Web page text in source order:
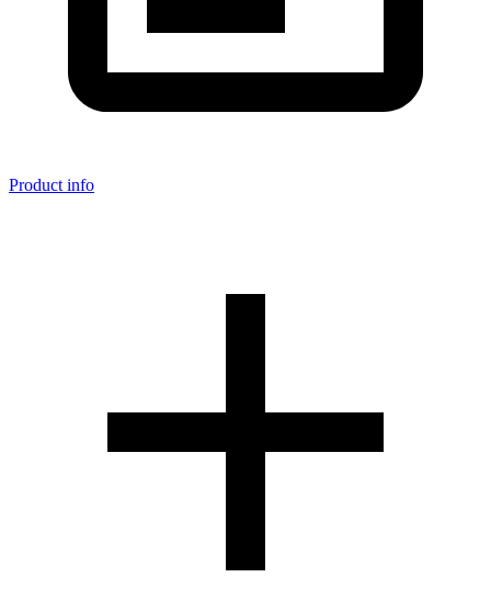
Product info